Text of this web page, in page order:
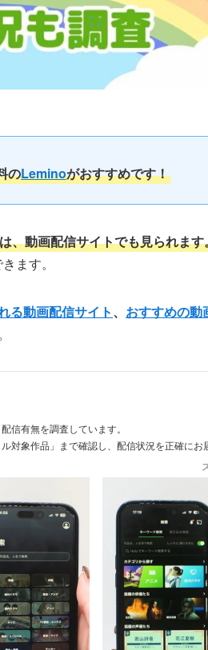
のLeminoがおすすめです！
、動画配信サイトでも見られます
ます。
る動画配信サイト、 おすすめの動
信有無を調査しています。
象作品」まで確認し、配信状況を正確にお